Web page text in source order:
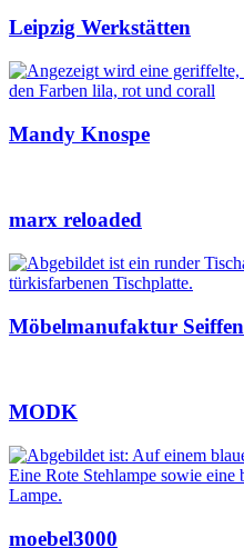
Leipzig Werkstätten
Mandy Knospe
marx reloaded
Möbelmanufaktur Seiffen
MODK
moebel3000